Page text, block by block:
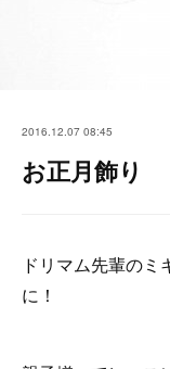
2016.12.07 08:45
お正月飾り
ドリマム先輩の
に！